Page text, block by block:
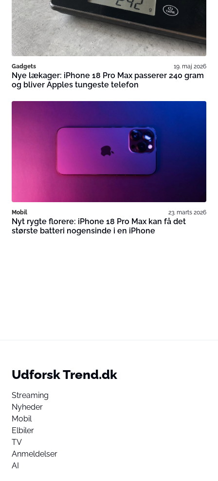
Gadgets 19. maj 2026
Nye lækager: iPhone 18 Pro Max passerer 240 gram
og bliver Apples tungeste telefon
Mobil 23. marts 2026
Nyt rygte florere: iPhone 18 Pro Max kan få det
største batteri nogensinde i en iPhone
Udforsk Trend.dk
Streaming
Nyheder
Mobil
Elbiler
TV
Anmeldelser
AI